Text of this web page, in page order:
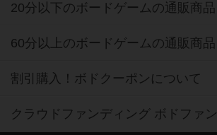
20分以下のボードゲームの通販商品
60分以上のボードゲームの通販商品
割引購入！ボドクーポンについて
クラウドファンディング ボドファン